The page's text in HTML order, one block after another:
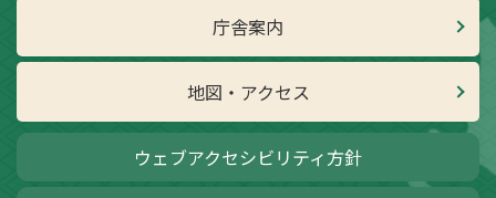
庁舎案内
地図・アクセス
ウェブアクセシビリティ方針